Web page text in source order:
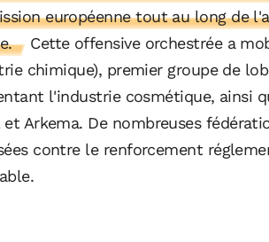
européenne tout au long de
Cette offensive orchestrée a
chimique), premier groupe de
l'industrie cosmétique, ainsi
et Arkema. De nombreuses
contre le renforcement